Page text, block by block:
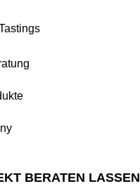
BERATEN LASSEN